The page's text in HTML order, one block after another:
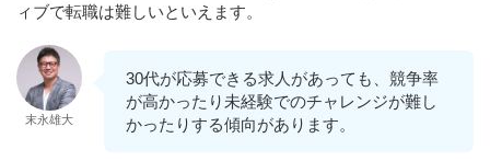
ィブで転職は難しいといえます。
末永雄大
30代が応募できる求人があっても、競争率
が高かったり未経験でのチャレンジが難し
かったりする傾向があります。